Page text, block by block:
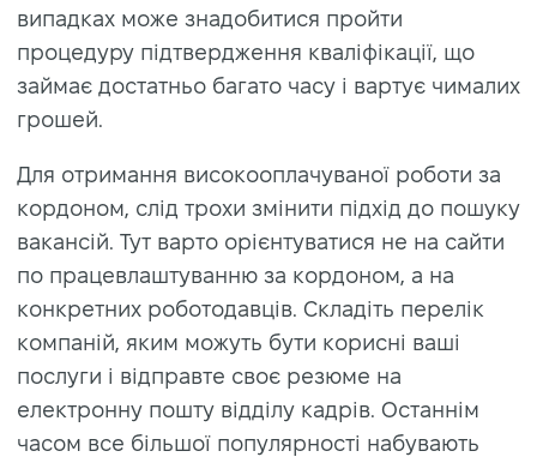
випадках може знадобитися пройти
процедуру підтвердження кваліфікації, що
займає достатньо багато часу і вартує чималих
грошей.
Для отримання високооплачуваної роботи за
кордоном, слід трохи змінити підхід до пошуку
вакансій. Тут варто орієнтуватися не на сайти
по працевлаштуванню за кордоном, а на
конкретних роботодавців. Складіть перелік
компаній, яким можуть бути корисні ваші
послуги і відправте своє резюме на
електронну пошту відділу кадрів. Останнім
часом все більшої популярності набувають